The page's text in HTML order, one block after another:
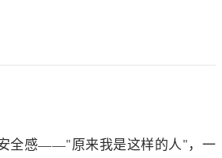
安全感——"原来我是这样的人"，一